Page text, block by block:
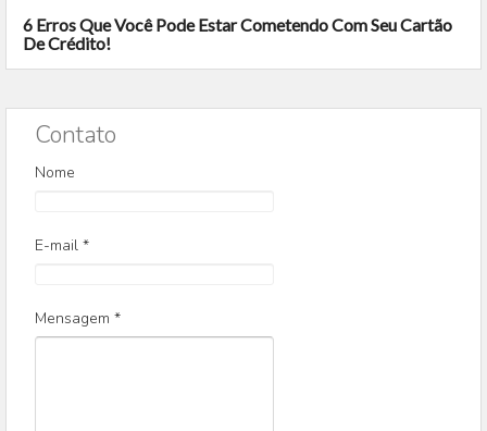
6 Erros Que Você Pode Estar Cometendo Com Seu Cartão
De Crédito!
Contato
Nome
E-mail *
Mensagem *